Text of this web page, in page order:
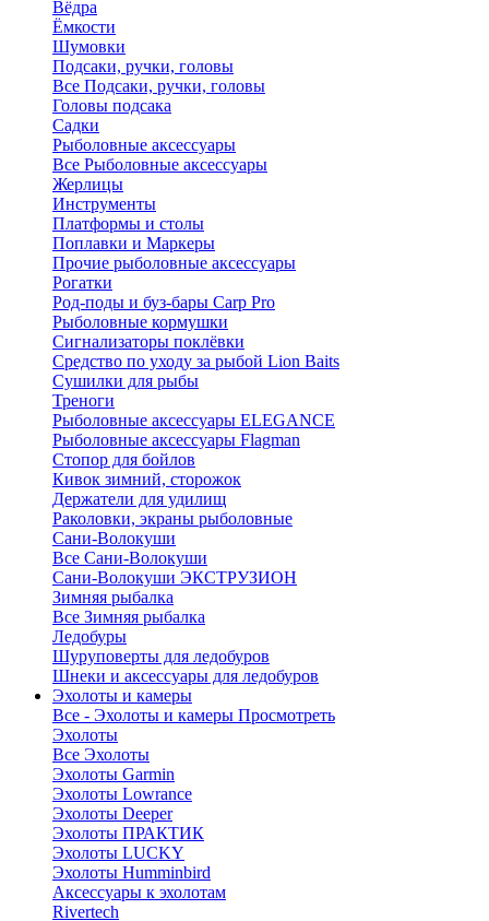
Вёдра
Ёмкости
Шумовки
Подсаки, ручки, головы
Все Подсаки, ручки, головы
Головы подсака
Садки
Рыболовные аксессуары
Все Рыболовные аксессуары
Жерлицы
Инструменты
Платформы и столы
Поплавки и Маркеры
Прочие рыболовные аксессуары
Рогатки
Род-поды и буз-бары Carp Pro
Рыболовные кормушки
Сигнализаторы поклёвки
Средство по уходу за рыбой Lion Baits
Сушилки для рыбы
Треноги
Рыболовные аксессуары ELEGANCE
Рыболовные аксессуары Flagman
Стопор для бойлов
Кивок зимний, сторожок
Держатели для удилищ
Раколовки, экраны рыболовные
Сани-Волокуши
Все Сани-Волокуши
Сани-Волокуши ЭКСТРУЗИОН
Зимняя рыбалка
Все Зимняя рыбалка
Ледобуры
Шуруповерты для ледобуров
Шнеки и аксессуары для ледобуров
Эхолоты и камеры
Все - Эхолоты и камеры Просмотреть
Эхолоты
Все Эхолоты
Эхолоты Garmin
Эхолоты Lowrance
Эхолоты Deeper
Эхолоты ПРАКТИК
Эхолоты LUCKY
Эхолоты Humminbird
Аксессуары к эхолотам
Rivertech